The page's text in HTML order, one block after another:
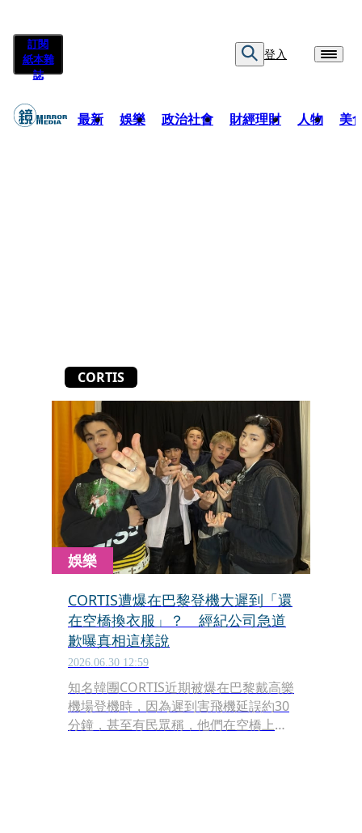
訂閱
紙本雜
誌
登入
最新 娛樂 政治社會 財經理財 人物 美
CORTIS
娛樂
CORTIS遭爆在巴黎登機大遲到「還
在空橋換衣服」？ 經紀公司急道
歉曝真相這樣說
2026.06.30 12:59
知名韓團CORTIS近期被爆在巴黎戴高樂
機場登機時，因為遲到害飛機延誤約30
分鐘，甚至有民眾稱，他們在空橋上換